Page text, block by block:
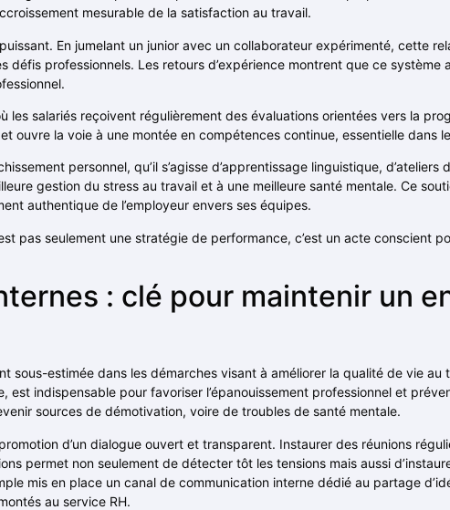
mesurable de la satisfaction au travail.
En jumelant un junior avec un collaborateur expérimenté, cette
défis professionnels. Les retours d’expérience montrent que ce système
salariés reçoivent régulièrement des évaluations orientées vers la
ouvre la voie à une montée en compétences continue, essentielle dans
personnel, qu’il s’agisse d’apprentissage linguistique,
gestion du stress au travail et à une meilleure santé mentale. Ce
authentique de l’employeur envers ses équipes.
pas seulement une stratégie de performance, c’est un acte conscient
: clé pour maintenir un
sous-estimée dans les démarches visant à améliorer la qualité de vie au
est indispensable pour favoriser l’épanouissement professionnel et
sources de démotivation, voire de troubles de santé mentale.
d’un dialogue ouvert et transparent. Instaurer des réunions
permet non seulement de détecter tôt les tensions mais aussi
mis en place un canal de communication interne dédié au partage
au service RH.